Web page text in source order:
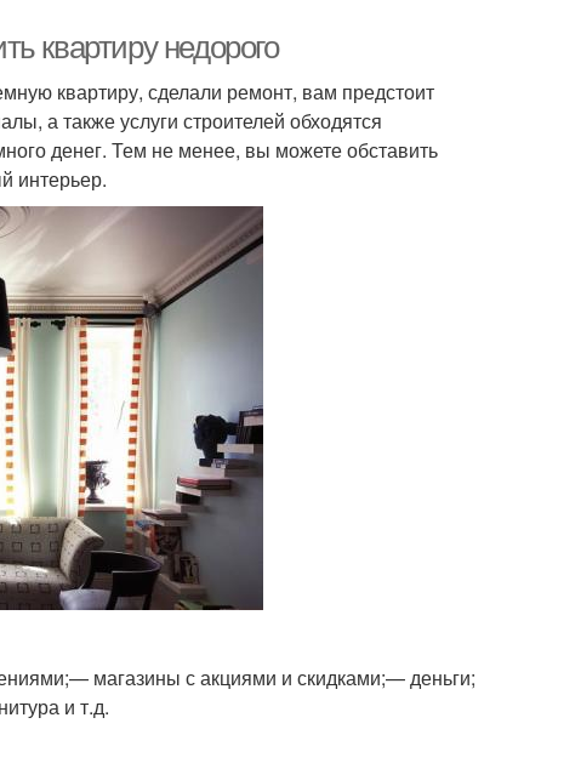
квартиру недорого
квартиру, сделали ремонт, вам предстоит
а также услуги строителей обходятся
денег. Тем не менее, вы можете обставить
интерьер.
магазины с акциями и скидками;— деньги;
и т.д.